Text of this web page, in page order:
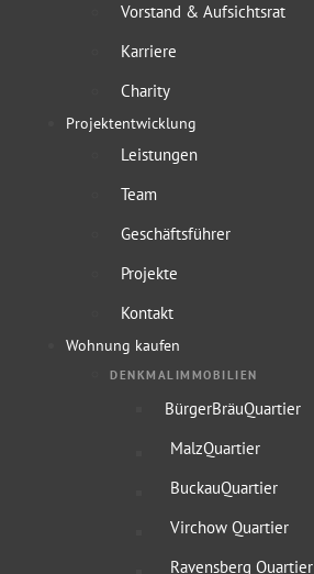
Vorstand & Aufsichtsrat
Karriere
Charity
Projektentwicklung
Leistungen
Team
Geschäftsführer
Projekte
Kontakt
Wohnung kaufen
DENKMALIMMOBILIEN
BürgerBräuQuartier
MalzQuartier
BuckauQuartier
Virchow Quartier
Ravensberg Quartier